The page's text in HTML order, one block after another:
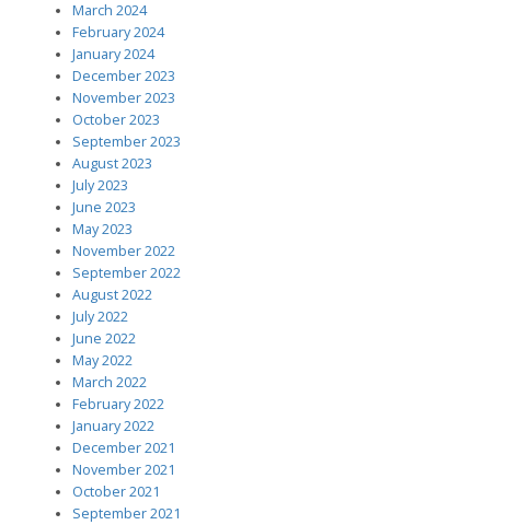
March 2024
February 2024
January 2024
December 2023
November 2023
October 2023
September 2023
August 2023
July 2023
June 2023
May 2023
November 2022
September 2022
August 2022
July 2022
June 2022
May 2022
March 2022
February 2022
January 2022
December 2021
November 2021
October 2021
September 2021